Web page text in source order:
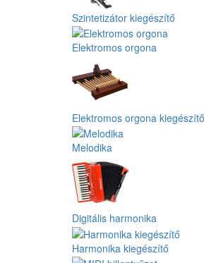
Szintetizátor kiegészítő
Elektromos orgona
Elektromos orgona kiegészítő
Melodika
Digitális harmonika
Harmonika kiegészítő